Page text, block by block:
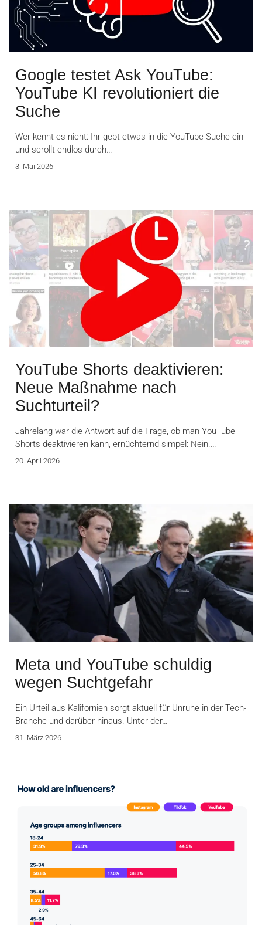
Google testet Ask YouTube:
YouTube KI revolutioniert die
Suche
Wer kennt es nicht: Ihr gebt etwas in die YouTube Suche ein
und scrollt endlos durch…
3. Mai 2026
YouTube Shorts deaktivieren:
Neue Maßnahme nach
Suchturteil?
Jahrelang war die Antwort auf die Frage, ob man YouTube
Shorts deaktivieren kann, ernüchternd simpel: Nein.…
20. April 2026
Meta und YouTube schuldig
wegen Suchtgefahr
Ein Urteil aus Kalifornien sorgt aktuell für Unruhe in der Tech-
Branche und darüber hinaus. Unter der…
31. März 2026